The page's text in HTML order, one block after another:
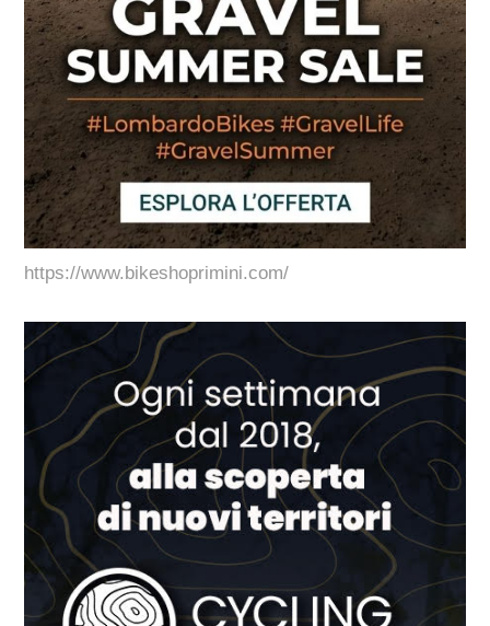
https://www.bikeshoprimini.com/